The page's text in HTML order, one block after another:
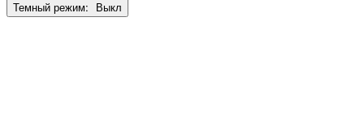
Темный режим: